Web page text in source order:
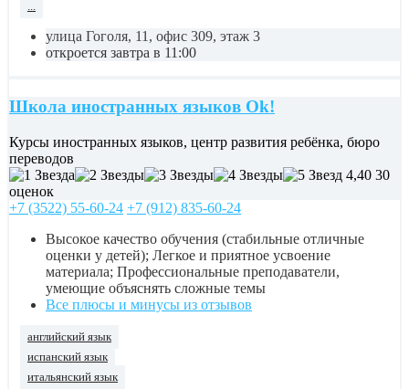
...
улица Гоголя, 11, офис 309, этаж 3
откроется завтра в 11:00
Школа иностранных языков Ok!
Курсы иностранных языков, центр развития ребёнка, бюро
переводов
4,40 30
оценок
+7 (3522) 55-60-24 +7 (912) 835-60-24
Высокое качество обучения (стабильные отличные
оценки у детей); Легкое и приятное усвоение
материала; Профессиональные преподаватели,
умеющие объяснять сложные темы
Все плюсы и минусы из отзывов
английский язык
испанский язык
итальянский язык